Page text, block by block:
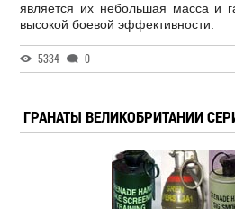
является их небольшая масса и
высокой боевой эффективности.
5334 0
ГРАНАТЫ ВЕЛИКОБРИТАНИИ